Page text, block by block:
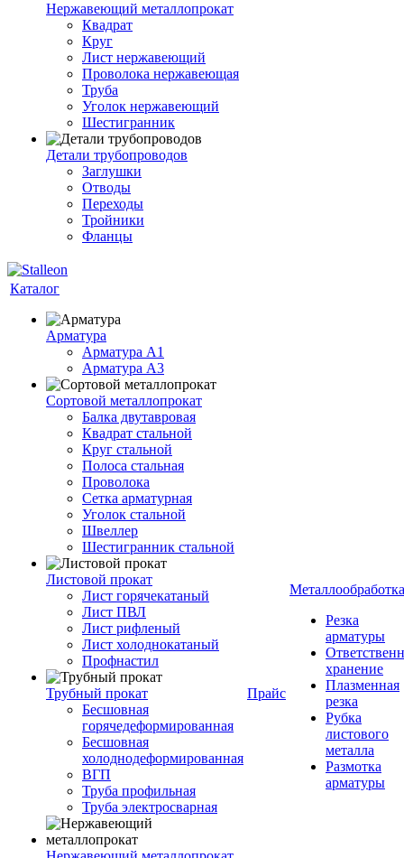
Нержавеющий металлопрокат
Квадрат
Круг
Лист нержавеющий
Проволока нержавеющая
Труба
Уголок нержавеющий
Шестигранник
Детали трубопроводов
Заглушки
Отводы
Переходы
Тройники
Фланцы
Каталог
Арматура
Арматура A1
Арматура А3
Сортовой металлопрокат
Балка двутавровая
Квадрат стальной
Круг стальной
Полоса стальная
Проволока
Сетка арматурная
Уголок стальной
Швеллер
Шестигранник стальной
Листовой прокат
Лист горячекатаный
Лист ПВЛ
Лист рифленый
Лист холоднокатаный
Профнастил
Трубный прокат
Бесшовная
горячедеформированная
Бесшовная
холоднодеформированная
ВГП
Труба профильная
Труба электросварная
Прайс
Металлообработка
Резка
арматуры
хранение
Плазменная
резка
Рубка
листового
металла
Размотка
арматуры